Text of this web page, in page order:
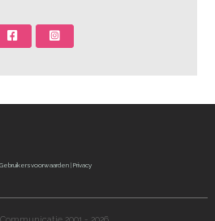
Gebruikersvoorwaarden |Privacy